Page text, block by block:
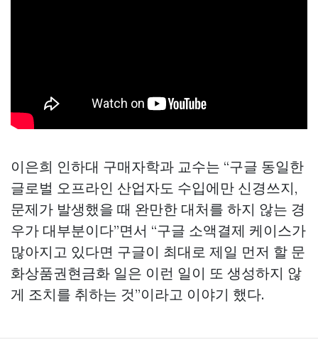
이은희 인하대 구매자학과 교수는 “구글 동일한
글로벌 오프라인 산업자도 수입에만 신경쓰지,
문제가 발생했을 때 완만한 대처를 하지 않는 경
우가 대부분이다”면서 “구글 소액결제 케이스가
많아지고 있다면 구글이 최대로 제일 먼저 할 문
화상품권현금화 일은 이런 일이 또 생성하지 않
게 조치를 취하는 것”이라고 이야기 했다.